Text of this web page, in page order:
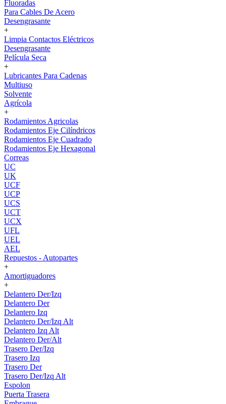
Fluoradas
Para Cables De Acero
Desengrasante
+
Limpia Contactos Eléctricos
Desengrasante
Película Seca
+
Lubricantes Para Cadenas
Multiuso
Solvente
Agrícola
+
Rodamientos Agricolas
Rodamientos Eje Cilíndricos
Rodamientos Eje Cuadrado
Rodamientos Eje Hexagonal
Correas
UC
UK
UCF
UCP
UCS
UCT
UCX
UFL
UEL
AEL
Repuestos - Autopartes
+
Amortiguadores
+
Delantero Der/Izq
Delantero Der
Delantero Izq
Delantero Der/Izq Alt
Delantero Izq Alt
Delantero Der/Alt
Trasero Der/Izq
Trasero Izq
Trasero Der
Trasero Der/Izq Alt
Espolon
Puerta Trasera